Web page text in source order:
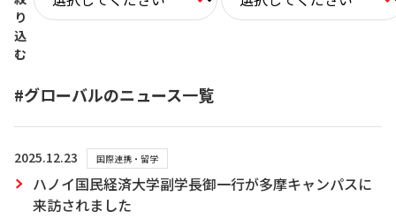
り
込
む
#グローバルのニュース一覧
2025.12.23 国際連携・留学
ハノイ国民経済大学副学長御一行が多摩キャンパスに
来訪されました